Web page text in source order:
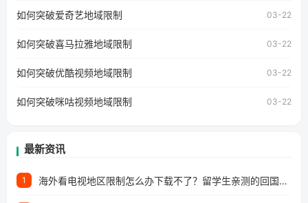
地区及版权限制问题，且仅能在中国大陆地区播放。 遇到这
户收听网易云音乐地区版权限制」的问题，无论人在香港、
工作、留学、定居等，都可以使用，不再因地区和版权限制
所困扰。
如何突破爱奇艺地域限制 03-22
如何突破喜马拉雅地域限制 03-22
如何突破优酷视频地域限制 03-22
如何突破咪咕视频地域限制 03-22
最新资讯
1 海外看电视地区限制怎么办下载不了？留学生亲测的回国加速方案（附2026世界杯观赛技巧）